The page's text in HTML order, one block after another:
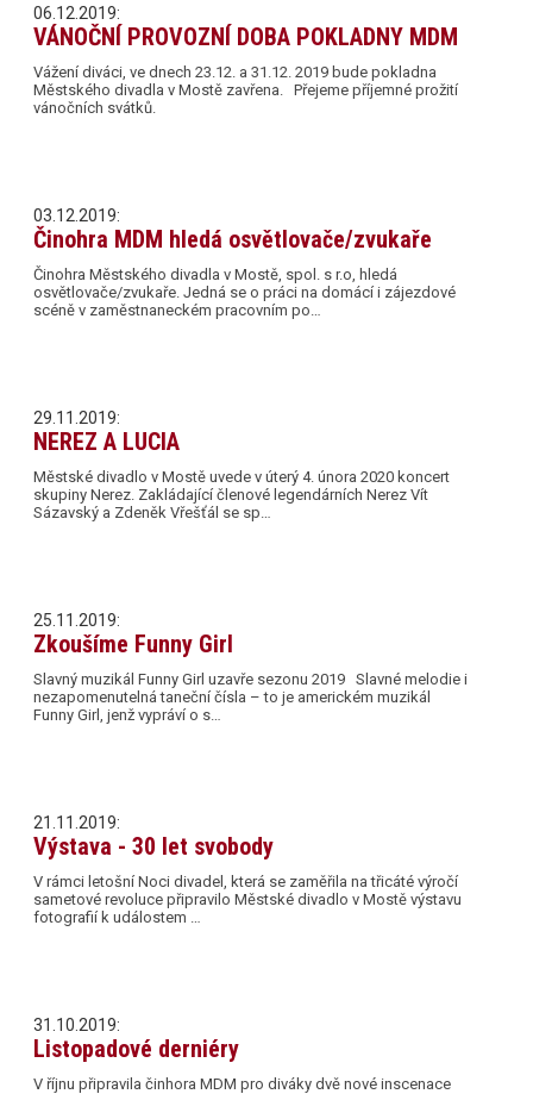
06.12.2019:
VÁNOČNÍ PROVOZNÍ DOBA POKLADNY MDM
Vážení diváci, ve dnech 23.12. a 31.12. 2019 bude pokladna
Městského divadla v Mostě zavřena. Přejeme příjemné prožití
vánočních svátků.
03.12.2019:
Činohra MDM hledá osvětlovače/zvukaře
Činohra Městského divadla v Mostě, spol. s r.o, hledá
osvětlovače/zvukaře. Jedná se o práci na domácí i zájezdové
scéně v zaměstnaneckém pracovním po…
29.11.2019:
NEREZ A LUCIA
Městské divadlo v Mostě uvede v úterý 4. února 2020 koncert
skupiny Nerez. Zakládající členové legendárních Nerez Vít
Sázavský a Zdeněk Vřešťál se sp…
25.11.2019:
Zkoušíme Funny Girl
Slavný muzikál Funny Girl uzavře sezonu 2019 Slavné melodie i
nezapomenutelná taneční čísla – to je americkém muzikál
Funny Girl, jenž vypráví o s…
21.11.2019:
Výstava - 30 let svobody
V rámci letošní Noci divadel, která se zaměřila na třicáté výročí
sametové revoluce připravilo Městské divadlo v Mostě výstavu
fotografií k událostem …
31.10.2019:
Listopadové derniéry
V říjnu připravila činhora MDM pro diváky dvě nové inscenace